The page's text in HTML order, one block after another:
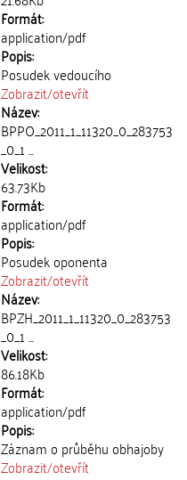
Formát:
application/pdf
Popis:
Posudek vedoucího
Zobrazit/otevřít
Název:
BPPO_2011_1_11320_0_283753
_0_1 ...
Velikost:
63.73Kb
Formát:
application/pdf
Popis:
Posudek oponenta
Zobrazit/otevřít
Název:
BPZH_2011_1_11320_0_283753
_0_1 ...
Velikost:
86.18Kb
Formát:
application/pdf
Popis:
Záznam o průběhu obhajoby
Zobrazit/otevřít